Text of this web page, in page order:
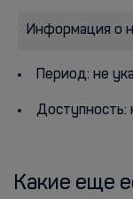
Информация о
Период: не
Доступность:
Какие еще